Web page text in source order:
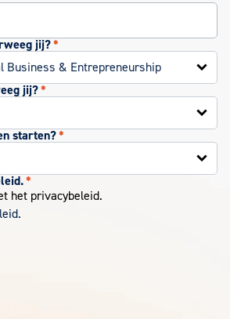
jij?*
jij?*
starten?*
*
het privacybeleid.